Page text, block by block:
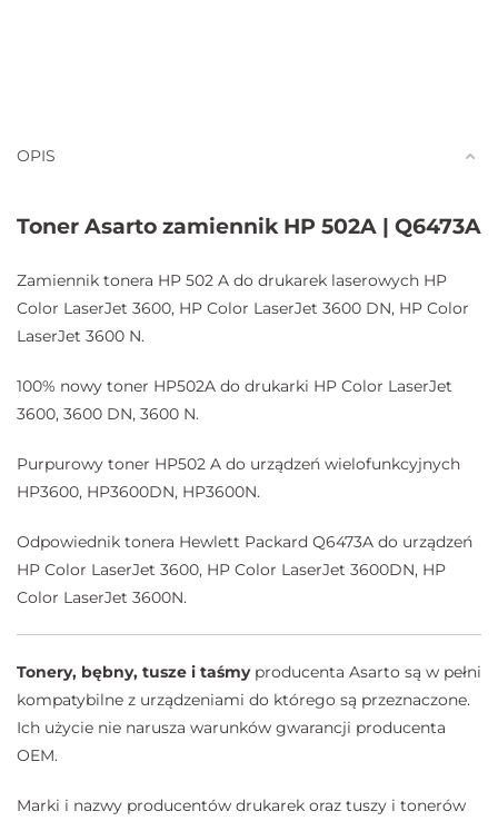
OPIS
Toner Asarto zamiennik HP 502A | Q6473A
Zamiennik tonera HP 502 A do drukarek laserowych HP
Color LaserJet 3600, HP Color LaserJet 3600 DN, HP Color
LaserJet 3600 N.
100% nowy toner HP502A do drukarki HP Color LaserJet
3600, 3600 DN, 3600 N.
Purpurowy toner HP502 A do urządzeń wielofunkcyjnych
HP3600, HP3600DN, HP3600N.
Odpowiednik tonera Hewlett Packard Q6473A do urządzeń
HP Color LaserJet 3600, HP Color LaserJet 3600DN, HP
Color LaserJet 3600N.
Tonery, bębny, tusze i taśmyproducenta Asarto są w pełni
kompatybilne z urządzeniami do którego są przeznaczone.
Ich użycie nie narusza warunków gwarancji producenta
OEM.
Marki i nazwy producentów drukarek oraz tuszy i tonerów